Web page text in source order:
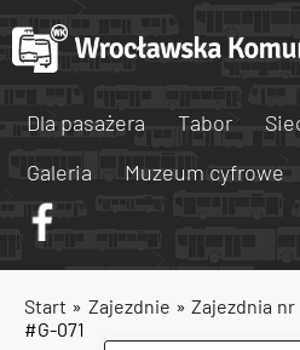
Dla pasażera Tabor
Galeria
Muzeum cyfrowe
Start » Zajezdnie »Zajezdnia
#G-071